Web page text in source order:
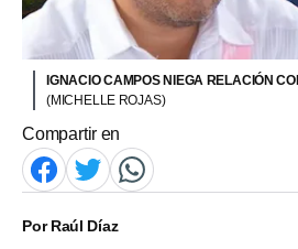
IGNACIO CAMPOS NIEGA RELACIÓN
(MICHELLE ROJAS)
Compartir en
PorRaúl Díaz